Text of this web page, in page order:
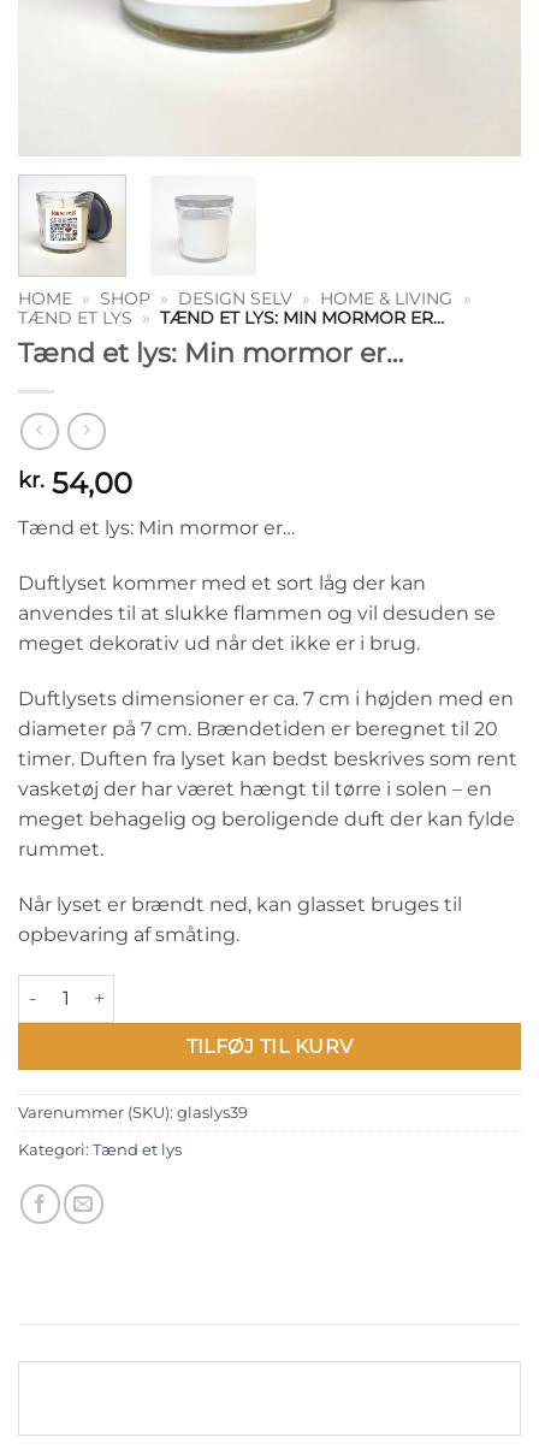
HOME » SHOP » DESIGN SELV » HOME & LIVING
»
TÆND ET LYS
» TÆND ET LYS: MIN MORMOR ER…
Tænd et lys: Min mormor er…
kr. 54,00
Tænd et lys: Min mormor er…
Duftlyset kommer med et sort låg der kan
anvendes til at slukke flammen og vil desuden se
meget dekorativ ud når det ikke er i brug.
Duftlysets dimensioner er ca. 7 cm i højden med en
diameter på 7 cm. Brændetiden er beregnet til 20
timer. Duften fra lyset kan bedst beskrives som rent
vasketøj der har været hængt til tørre i solen – en
meget behagelig og beroligende duft der kan fylde
rummet.
Når lyset er brændt ned, kan glasset bruges til
opbevaring af småting.
Tænd et lys: Min mormor er... antal
TILFØJ TIL KURV
Varenummer (SKU): glaslys39
Kategori: Tænd et lys